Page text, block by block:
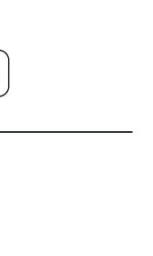
nossos gabaritos